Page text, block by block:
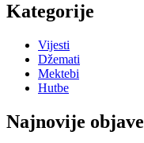
Kategorije
Vijesti
Džemati
Mektebi
Hutbe
Najnovije objave